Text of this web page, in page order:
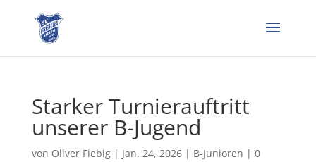
Starker Turnierauftritt
unserer B-Jugend
von Oliver Fiebig| Jan. 24, 2026| B-Junioren | 0